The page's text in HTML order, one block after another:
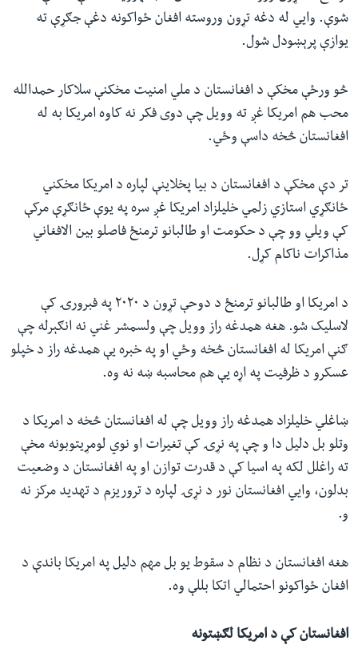
شوې. وايي له دغه تړون وروسته افغان ځواکونه دغې جګړې ته
یوازې پرېښودل شول.
څو ورځې مخکې د افغانستان د ملي امنیت مخکنې سلاکار حمدالله
محب هم امریکا غږ ته وویل چې دوی فکر نه کاوه امریکا به له
افغانستان څخه داسې وځي.
تر دې مخکې د افغانستان د بیا پخلاینې لپاره د امریکا مخکني
ځانګړي استازي زلمي خلیلزاد امریکا غږ سره په یوې ځانګړې مرکې
کې ویلي وو چې د حکومت او طالبانو ترمنځ فاصلو بین الافغاني
مذاکرات ناکام کړل.
د امریکا او طالبانو ترمنځ د دوحې تړون د ۲۰۲۰ په فبرورۍ کې
لاسلیک شو. هغه همدغه راز وویل چې ولسمشر غني نه انګېرله چې
ګنې امریکا له افغانستان څخه وځي او په خبره یې همدغه راز د خپلو
عسکرو د ظرفیت په اړه یې هم محاسبه ښه نه وه.
ښاغلي خلیلزاد همدغه راز وویل چې له افغانستان څخه د امریکا د
وتلو بل دلیل دا و چې په نړۍ کې تغیرات او نوي لومړیتوبونه مخې
ته راغلل لکه په اسیا کې د قدرت توازن او په افغانستان د وضعیت
بدلون، وايي افغانستان نور د نړۍ لپاره د تروریزم د تهدید مرکز نه
و.
هغه افغانستان د نظام د سقوط یو بل مهم دلیل په امریکا باندې د
افغان ځواکونو احتمالي‌ اتکا بللې وه.
افغانستان کې د امریکا لګښتونه